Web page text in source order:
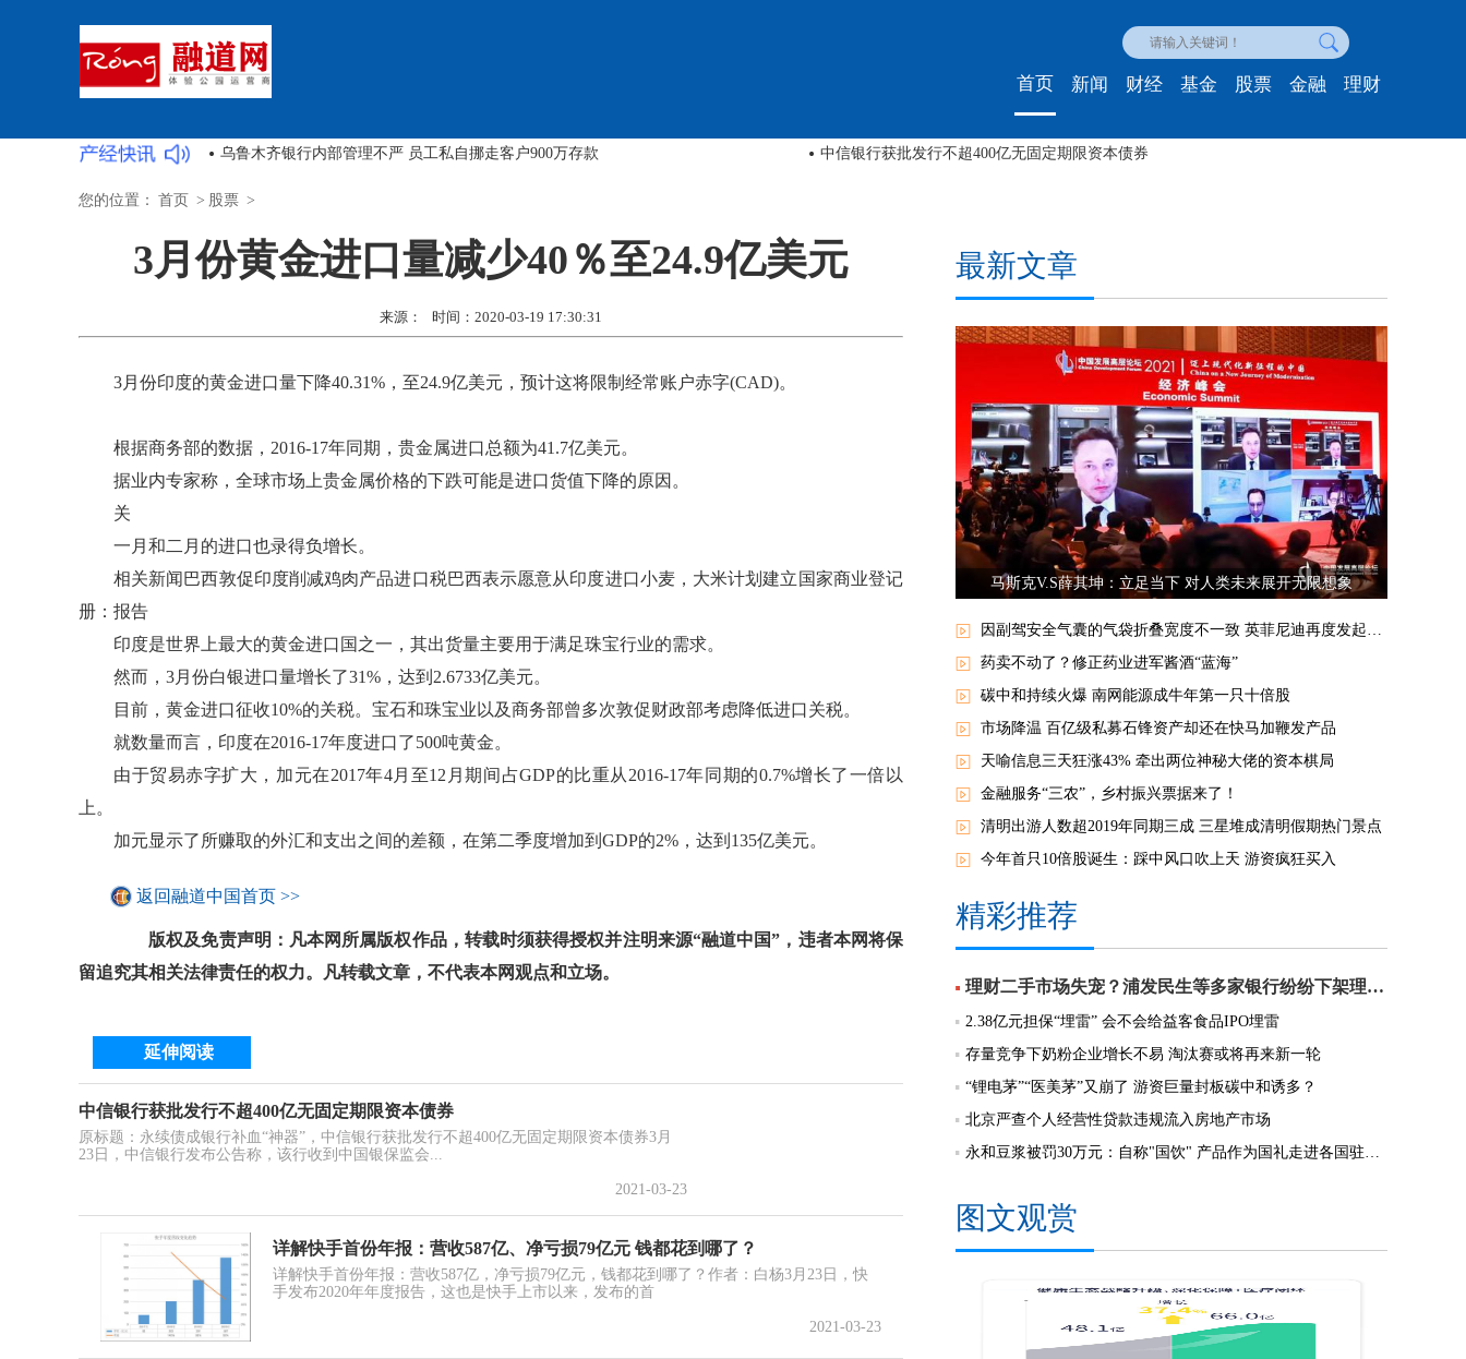
首页 新闻 财经 基金 股票 金融 理财
乌鲁木齐银行内部管理不严 员工私自挪走客户900万存款 中信银行获批发行不超400亿无固定期限资本债券
您的位置： 首页 > 股票 >
3月份黄金进口量减少40％至24.9亿美元
来源： 时间：2020-03-19 17:30:31
3月份印度的黄金进口量下降40.31%，至24.9亿美元，预计这将限制经常账户赤字(CAD)。
根据商务部的数据，2016-17年同期，贵金属进口总额为41.7亿美元。
据业内专家称，全球市场上贵金属价格的下跌可能是进口货值下降的原因。
关
一月和二月的进口也录得负增长。
相关新闻巴西敦促印度削减鸡肉产品进口税巴西表示愿意从印度进口小麦，大米计划建立国家商业登记
册：报告
印度是世界上最大的黄金进口国之一，其出货量主要用于满足珠宝行业的需求。
然而，3月份白银进口量增长了31%，达到2.6733亿美元。
目前，黄金进口征收10%的关税。宝石和珠宝业以及商务部曾多次敦促财政部考虑降低进口关税。
就数量而言，印度在2016-17年度进口了500吨黄金。
由于贸易赤字扩大，加元在2017年4月至12月期间占GDP的比重从2016-17年同期的0.7%增长了一倍以
上。
加元显示了所赚取的外汇和支出之间的差额，在第二季度增加到GDP的2%，达到135亿美元。
返回融道中国首页 >>
版权及免责声明：凡本网所属版权作品，转载时须获得授权并注明来源“融道中国”，违者本网将保
留追究其相关法律责任的权力。凡转载文章，不代表本网观点和立场。
延伸阅读
中信银行获批发行不超400亿无固定期限资本债券
原标题：永续债成银行补血“神器”，中信银行获批发行不超400亿无固定期限资本债券3月
23日，中信银行发布公告称，该行收到中国银保监会...
2021-03-23
详解快手首份年报：营收587亿、净亏损79亿元 钱都花到哪了？
详解快手首份年报：营收587亿，净亏损79亿元，钱都花到哪了？作者：白杨3月23日，快
手发布2020年年度报告，这也是快手上市以来，发布的首
2021-03-23
最新文章
马斯克V.S薛其坤：立足当下 对人类未来展开无限想象
因副驾安全气囊的气袋折叠宽度不一致 英菲尼迪再度发起召回
药卖不动了？修正药业进军酱酒“蓝海”
碳中和持续火爆 南网能源成牛年第一只十倍股
市场降温 百亿级私募石锋资产却还在快马加鞭发产品
天喻信息三天狂涨43% 牵出两位神秘大佬的资本棋局
金融服务“三农”，乡村振兴票据来了！
清明出游人数超2019年同期三成 三星堆成清明假期热门景点
今年首只10倍股诞生：踩中风口吹上天 游资疯狂买入
精彩推荐
理财二手市场失宠？浦发民生等多家银行纷纷下架理财转让业务
2.38亿元担保“埋雷” 会不会给益客食品IPO埋雷
存量竞争下奶粉企业增长不易 淘汰赛或将再来新一轮
“锂电茅”“医美茅”又崩了 游资巨量封板碳中和诱多？
北京严查个人经营性贷款违规流入房地产市场
永和豆浆被罚30万元：自称"国饮" 产品作为国礼走进各国驻华使馆?
图文观赏